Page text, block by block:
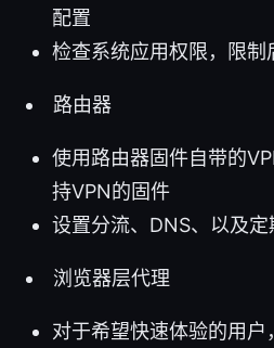
配置
检查系统应用权限，限制
路由器
使用路由器固件自带的
持VPN的固件
设置分流、DNS、以及
浏览器层代理
对于希望快速体验的用